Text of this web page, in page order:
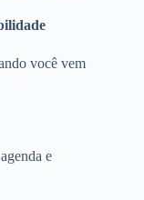
você vem
e